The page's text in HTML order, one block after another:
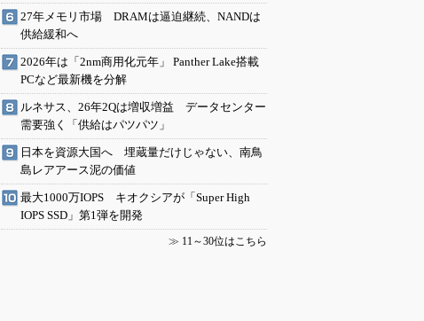
27年メモリ市場 DRAMは逼迫継続、NANDは
供給緩和へ
2026年は「2nm商用化元年」 Panther Lake搭載
PCなど最新機を分解
ルネサス、26年2Qは増収増益 データセンター
需要強く「供給はパツパツ」
日本を資源大国へ 埋蔵量だけじゃない、南鳥
島レアアース泥の価値
最大1000万IOPS キオクシアが「Super High
IOPS SSD」第1弾を開発
≫ 11～30位はこちら